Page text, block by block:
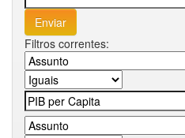
Filtros correntes: